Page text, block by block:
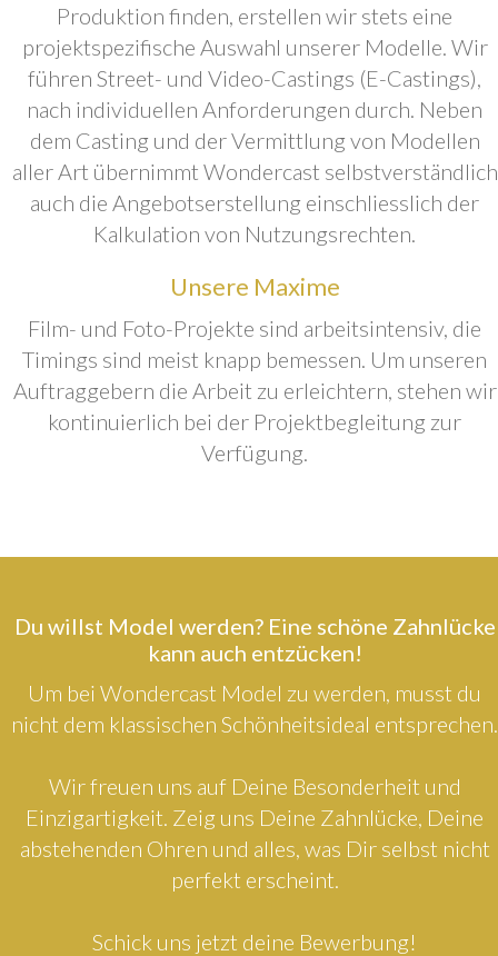
Produktion finden, erstellen wir stets eine
projektspezifische Auswahl unserer Modelle. Wir
führen Street- und Video-Castings (E-Castings),
nach individuellen Anforderungen durch. Neben
dem Casting und der Vermittlung von Modellen
aller Art übernimmt Wondercast selbstverständlich
auch die Angebotserstellung einschliesslich der
Kalkulation von Nutzungsrechten.
Unsere Maxime
Film- und Foto-Projekte sind arbeitsintensiv, die
Timings sind meist knapp bemessen. Um unseren
Auftraggebern die Arbeit zu erleichtern, stehen wir
kontinuierlich bei der Projektbegleitung zur
Verfügung.
Du willst Model werden? Eine schöne Zahnlücke
kann auch entzücken!
Um bei Wondercast Model zu werden, musst du
nicht dem klassischen Schönheitsideal entsprechen.
Wir freuen uns auf Deine Besonderheit und
Einzigartigkeit. Zeig uns Deine Zahnlücke, Deine
abstehenden Ohren und alles, was Dir selbst nicht
perfekt erscheint.
Schick uns jetzt deine Bewerbung!